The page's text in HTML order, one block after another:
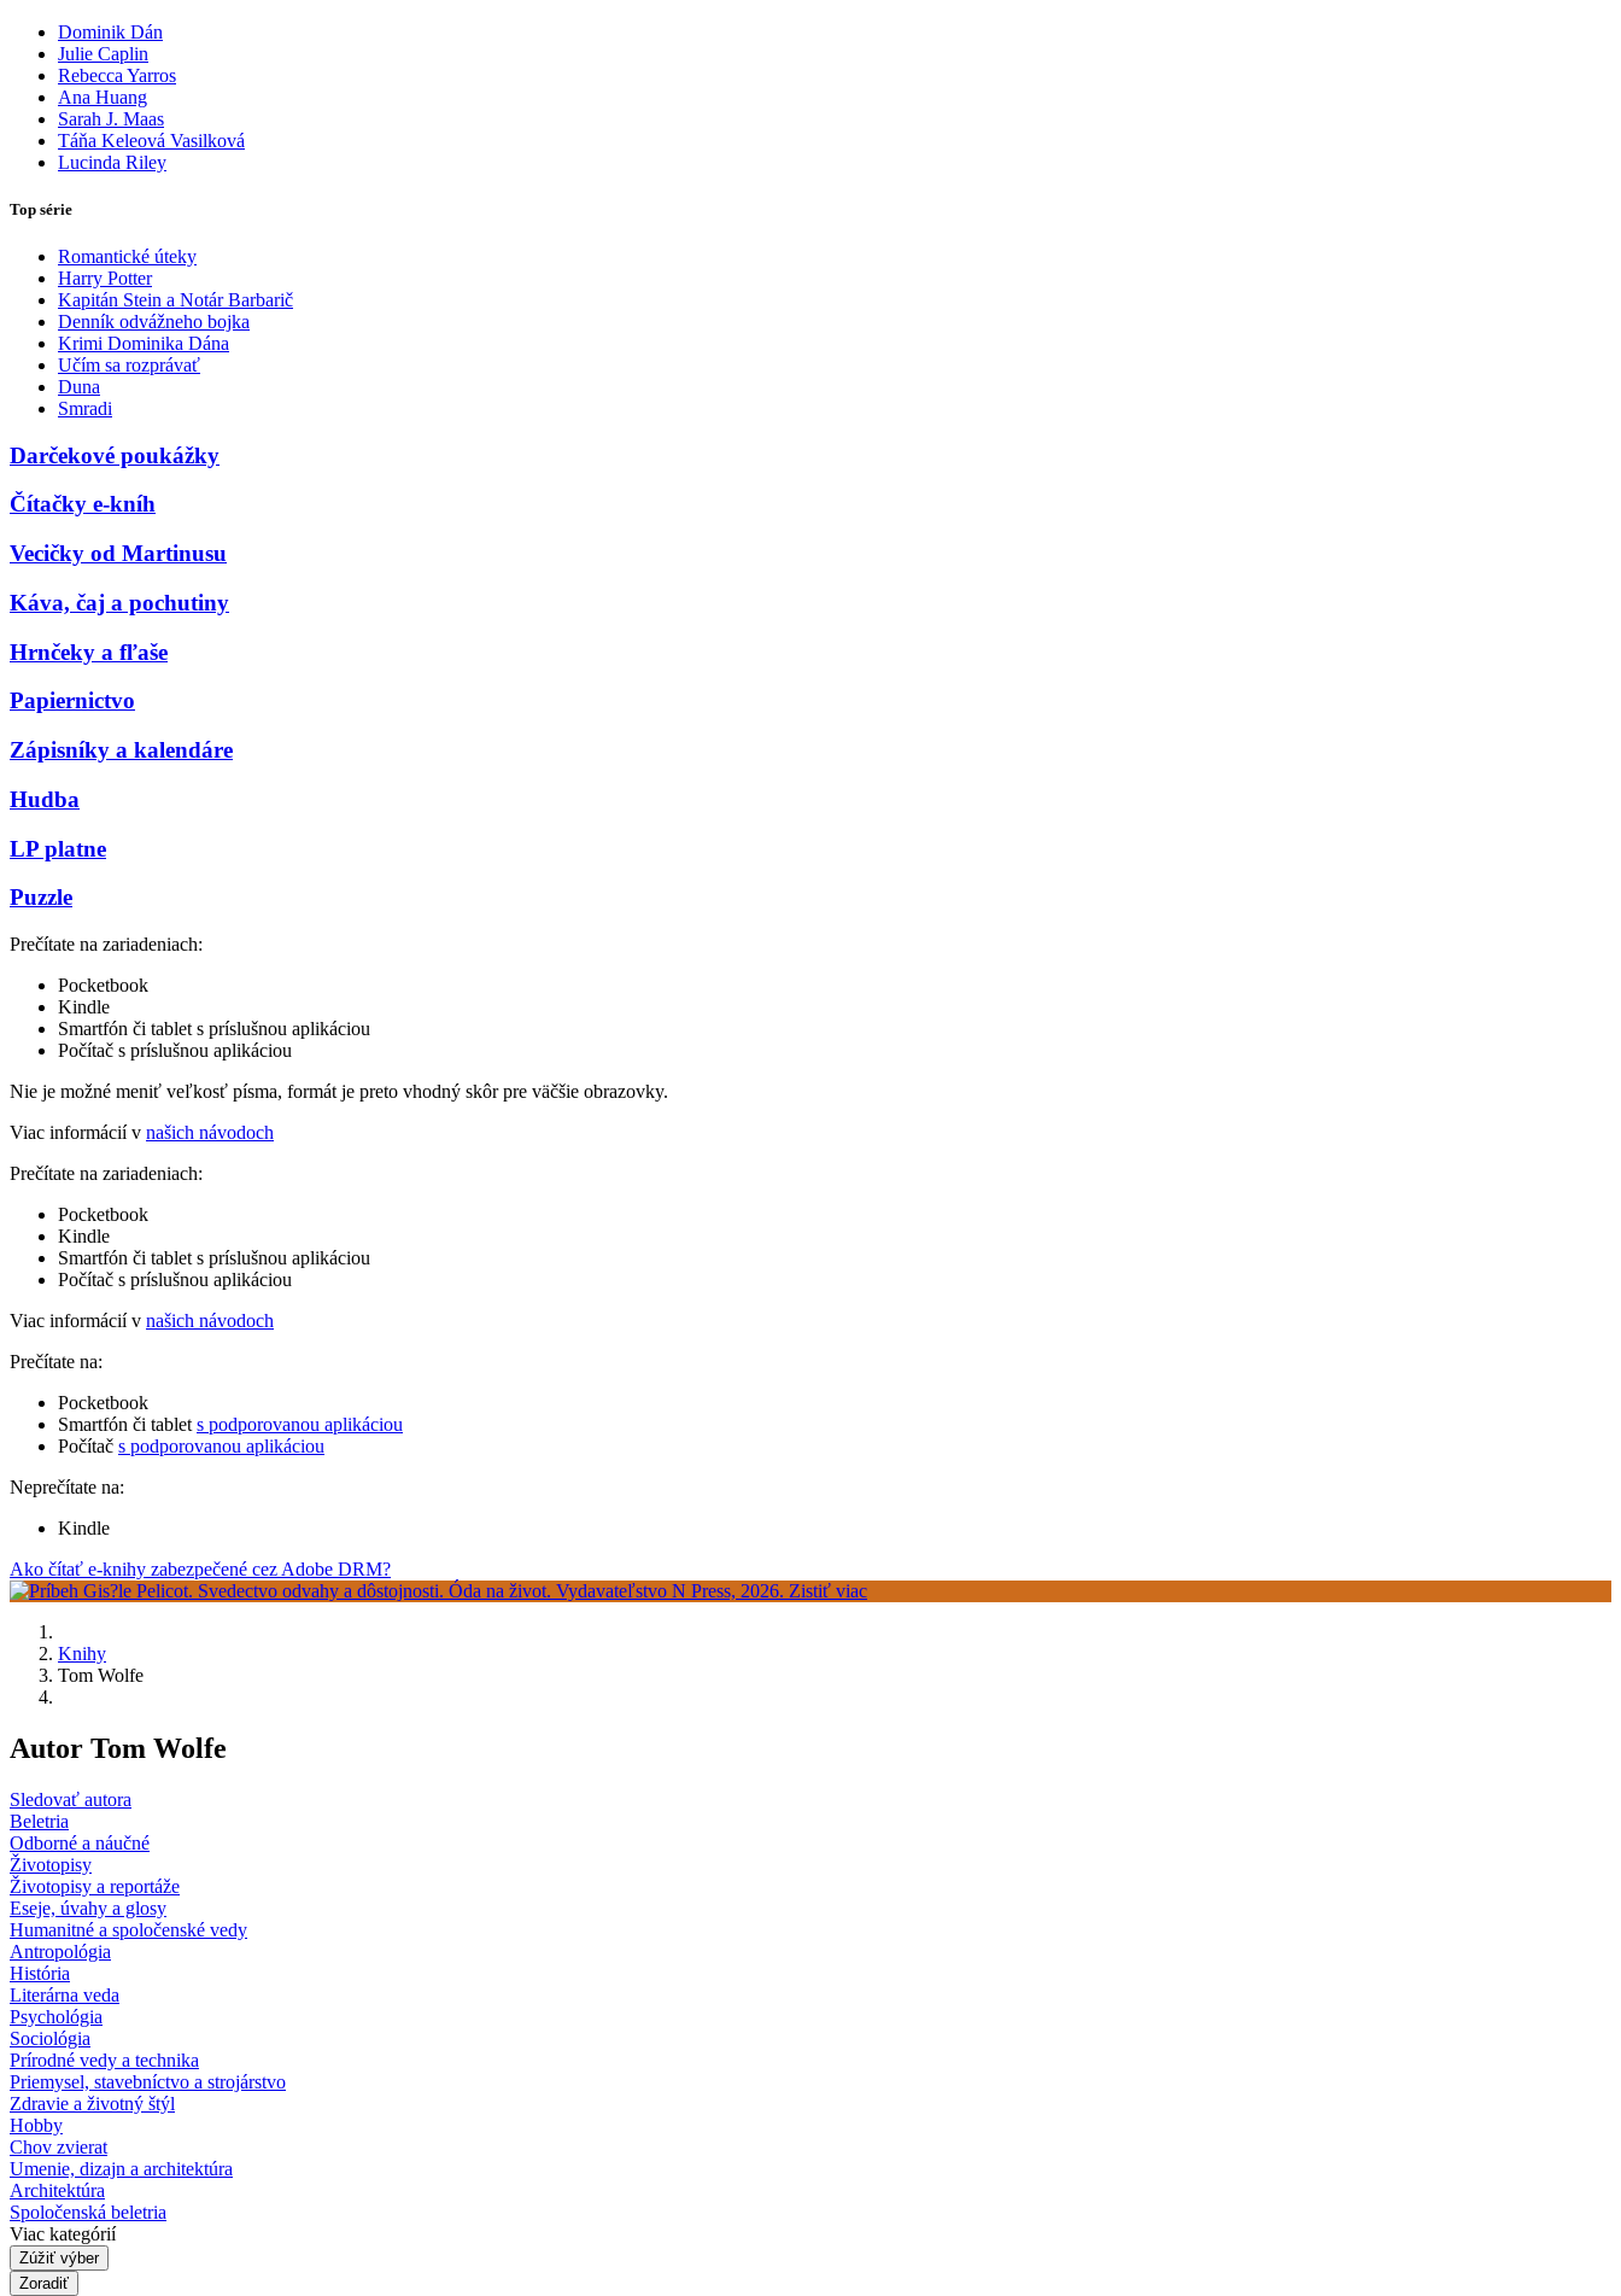
Dominik Dán
Julie Caplin
Rebecca Yarros
Ana Huang
Sarah J. Maas
Táňa Keleová Vasilková
Lucinda Riley
Top série
Romantické úteky
Harry Potter
Kapitán Stein a Notár Barbarič
Denník odvážneho bojka
Krimi Dominika Dána
Učím sa rozprávať
Duna
Smradi
Darčekové poukážky
Čítačky e-kníh
Vecičky od Martinusu
Káva, čaj a pochutiny
Hrnčeky a fľaše
Papiernictvo
Zápisníky a kalendáre
Hudba
LP platne
Puzzle
Prečítate na zariadeniach:
Pocketbook
Kindle
Smartfón či tablet s príslušnou aplikáciou
Počítač s príslušnou aplikáciou
Nie je možné meniť veľkosť písma, formát je preto vhodný skôr pre väčšie obrazovky.
Viac informácií v našich návodoch
Prečítate na zariadeniach:
Pocketbook
Kindle
Smartfón či tablet s príslušnou aplikáciou
Počítač s príslušnou aplikáciou
Viac informácií v našich návodoch
Prečítate na:
Pocketbook
Smartfón či tablet s podporovanou aplikáciou
Počítač s podporovanou aplikáciou
Neprečítate na:
Kindle
Ako čítať e-knihy zabezpečené cez Adobe DRM?
Knihy
Tom Wolfe
Autor Tom Wolfe
Sledovať autora
Beletria
Odborné a náučné
Životopisy
Životopisy a reportáže
Eseje, úvahy a glosy
Humanitné a spoločenské vedy
Antropológia
História
Literárna veda
Psychológia
Sociológia
Prírodné vedy a technika
Priemysel, stavebníctvo a strojárstvo
Zdravie a životný štýl
Hobby
Chov zvierat
Umenie, dizajn a architektúra
Architektúra
Spoločenská beletria
Viac kategórií
Zúžiť výber
Zoradiť